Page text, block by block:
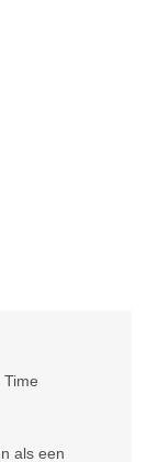
Time
als een